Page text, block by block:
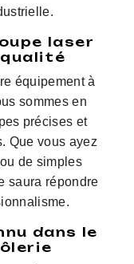
laser
équipement à
sommes en
précises et
Que vous ayez
de simples
saura répondre
dans le